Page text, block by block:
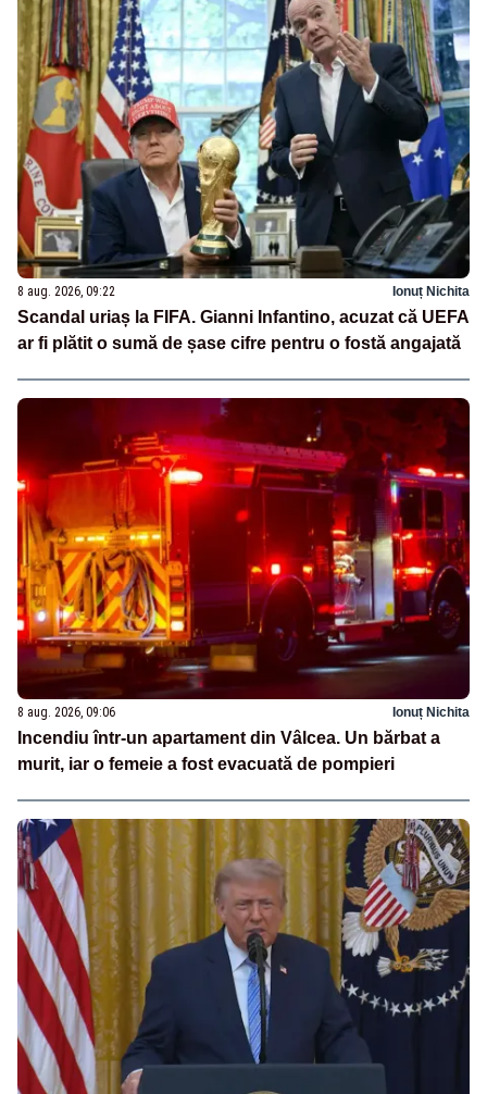
8 aug. 2026, 09:22 Ionuț Nichita
Scandal uriaș la FIFA. Gianni Infantino, acuzat că UEFA
ar fi plătit o sumă de șase cifre pentru o fostă angajată
8 aug. 2026, 09:06 Ionuț Nichita
Incendiu într-un apartament din Vâlcea. Un bărbat a
murit, iar o femeie a fost evacuată de pompieri